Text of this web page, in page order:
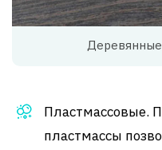
Деревянные
Пластмассовые.
пластмассы